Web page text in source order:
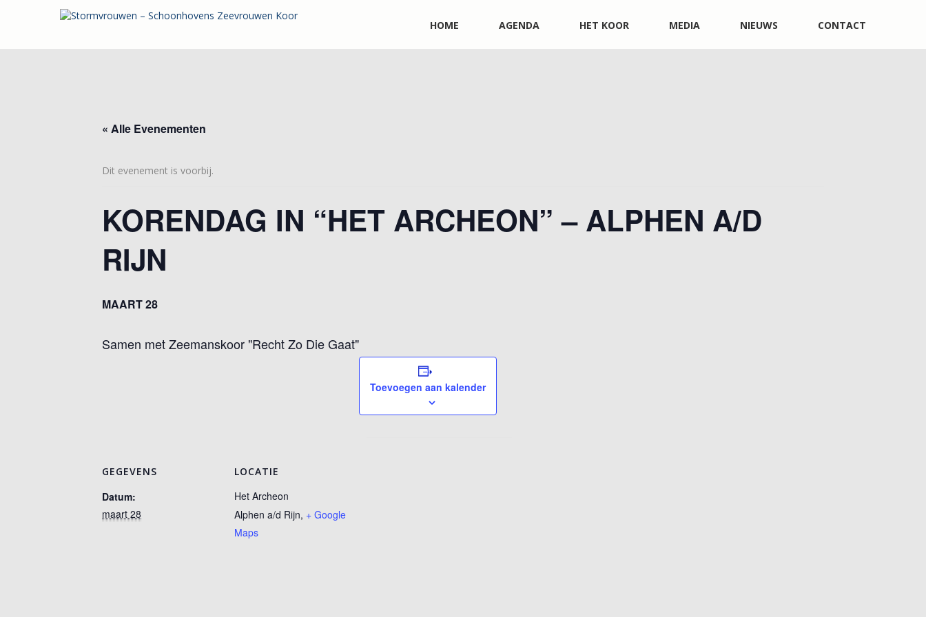
HOME AGENDA HET KOOR MEDIA NIEUWS CONTACT
« Alle Evenementen
Dit evenement is voorbij.
KORENDAG IN “HET ARCHEON” – ALPHEN A/D
RIJN
MAART 28
Samen met Zeemanskoor "Recht Zo Die Gaat"
Toevoegen aan kalender
GEGEVENS
Datum:
maart 28
LOCATIE
Het Archeon
Alphen a/d Rijn, + Google
Maps